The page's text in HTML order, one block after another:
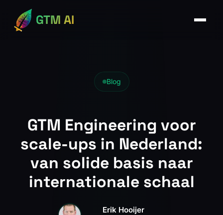
GTM AI
Blog
GTM Engineering voor
scale-ups in Nederland:
van solide basis naar
internationale schaal
Erik Hooijer